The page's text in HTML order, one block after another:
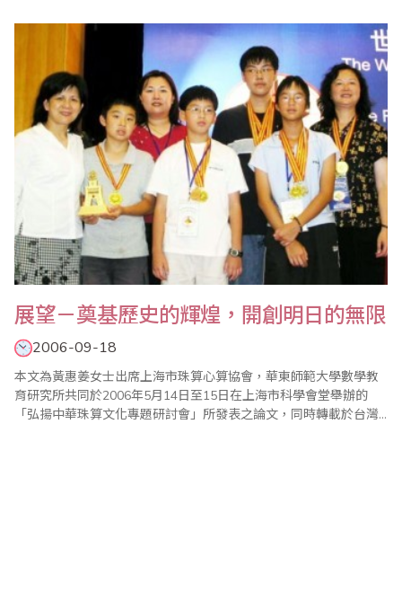
信是對當時所流傳的計算工具做一番彙整，可見珠算應早在紀元前
就已經與各種計算輔助工具一起流傳使用。再過千年的發展，珠算
以其操作簡單、體積小巧、方便實用等..
展望－奠基歷史的輝煌，開創明日的無限
2006-09-18
本文為黃惠姜女士出席上海市珠算心算協會，華東師範大學數學教
育研究所共同於2006年5月14日至15日在上海市科學會堂舉辦的
「弘揚中華珠算文化專題研討會」所發表之論文，同時轉載於台灣